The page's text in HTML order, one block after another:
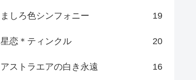
ましろ色シンフォニー 19
星恋＊ティンクル 20
アストラエアの白き永遠 16